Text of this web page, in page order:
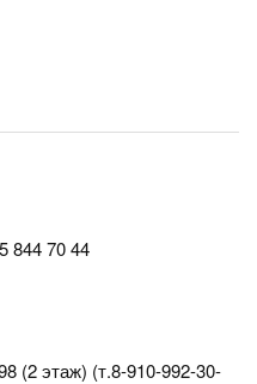
844 70 44
(2 этаж) (т.8-910-992-30-